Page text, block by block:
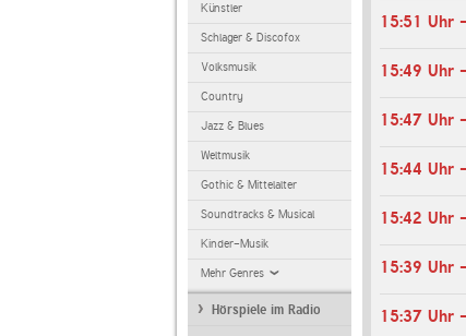
Künstler
Schlager & Discofox
Volksmusik
Country
Jazz & Blues
Weltmusik
Gothic & Mittelalter
Soundtracks & Musical
Kinder-Musik
Mehr Genres
Hörspiele im Radio
15:51 Uhr
15:49 Uhr
15:42 Uhr
15:37 Uhr